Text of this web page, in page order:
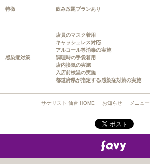
特徴 飲み放題プランあり
感染症対策
店員のマスク着用
キャッシュレス対応
アルコール等消毒の実施
調理時の手袋着用
店内換気の実施
入店前検温の実施
都道府県が指定する感染症対策の実施
サケリスト 仙台 HOME お知らせ メニュー